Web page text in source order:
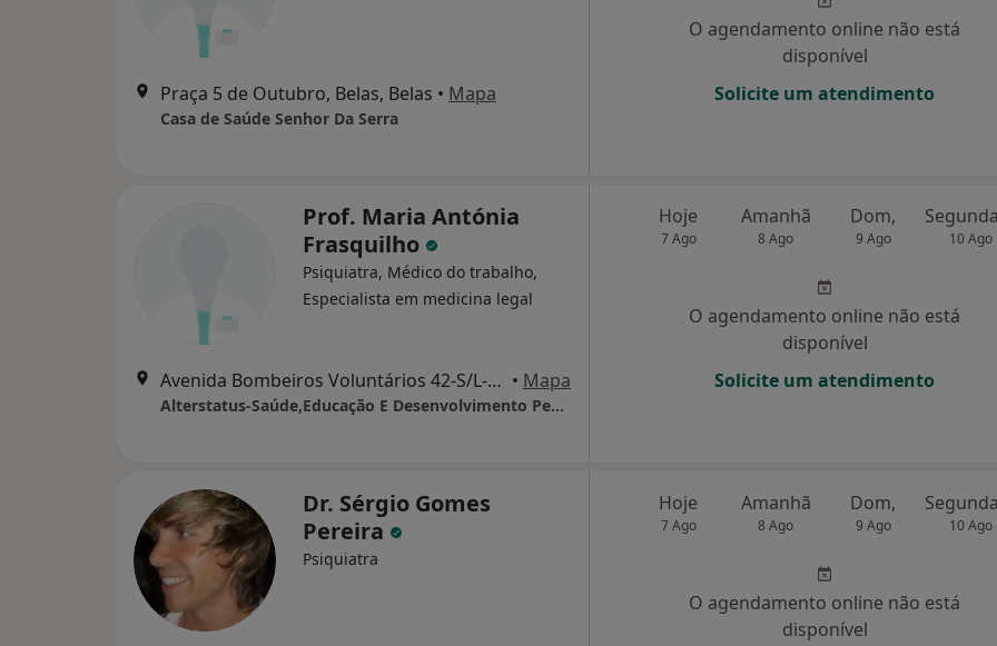
Praça 5 de Outubro, Belas, Belas • Mapa
Casa de Saúde Senhor Da Serra
O agendamento online não está
disponível
Solicite um atendimento
Prof. Maria Antónia
Frasquilho
Psiquiatra, Médico do trabalho,
Especialista em medicina legal
Avenida Bombeiros Voluntários 42-S/L-E, Algés • Mapa
Alterstatus-Saúde,Educação E Desenvolvimento Pessoal
Hoje
7 Ago
Amanhã
8 Ago
Dom,
9 Ago 10 Ago
O agendamento online não está
disponível
Solicite um atendimento
Dr. Sérgio Gomes
Pereira
Psiquiatra
Hoje
7 Ago
Amanhã
8 Ago
Dom,
9 Ago 10 Ago
O agendamento online não está
disponível